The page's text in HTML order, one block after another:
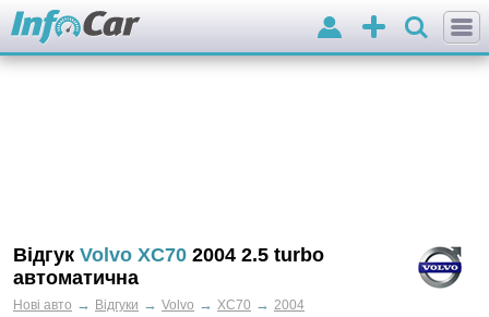
Додати
оголошення
Вхід
Відгук Volvo XC70 2004 2.5 turbo
автоматична
Нові авто → Відгуки → Volvo → XC70 → 2004